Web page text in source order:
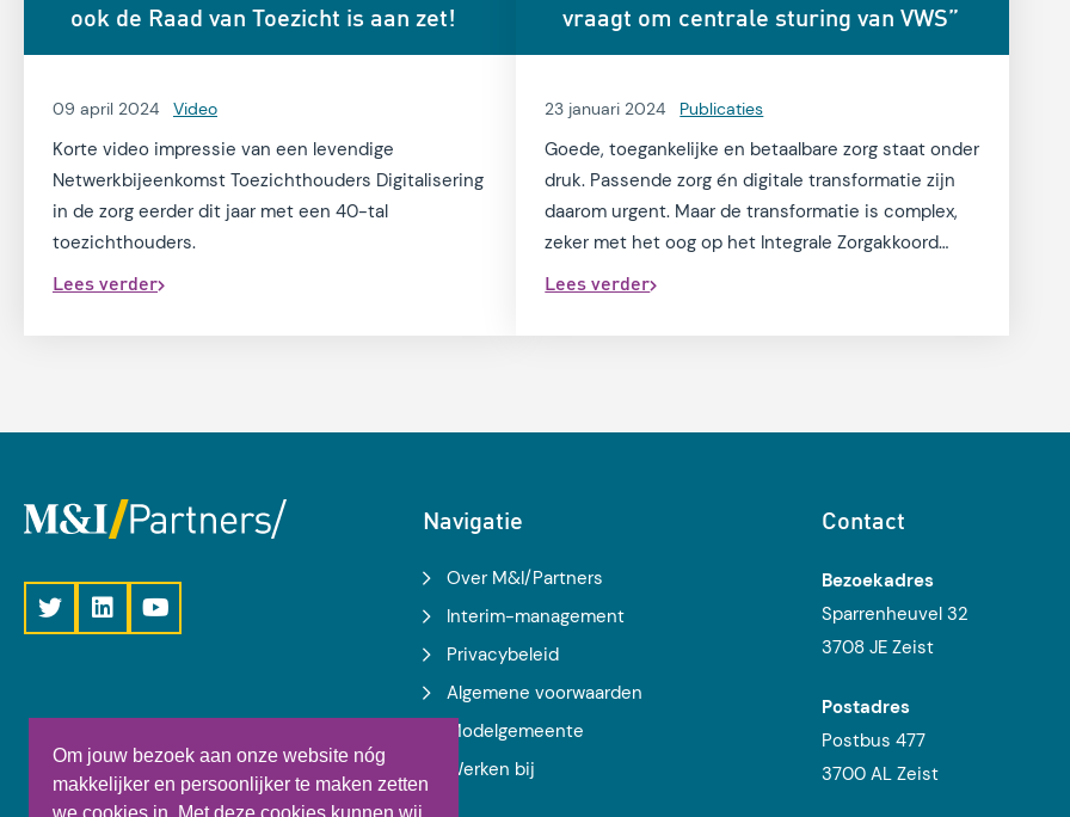
Om jouw bezoek aan onze website nóg
makkelijker en persoonlijker te maken zetten
ook de Raad van Toezicht is aan zet!
09 april 2024 Video
Korte video impressie van een levendige
Netwerkbijeenkomst Toezichthouders Digitalisering
in de zorg eerder dit jaar met een 40-tal
toezichthouders.
Lees verder
vraagt om centrale sturing van VWS”
23 januari 2024 Publicaties
Goede, toegankelijke en betaalbare zorg staat onder
druk. Passende zorg én digitale transformatie zijn
daarom urgent. Maar de transformatie is complex,
zeker met het oog op het Integrale Zorgakkoord
(IZA) en de krappe arbeidsmarkt.
Lees verder
Navigatie
Over M&I/Partners
Interim-management
Privacybeleid
Algemene voorwaarden
Modelgemeente
Werken bij
Contact
Bezoekadres
Sparrenheuvel 32
3708 JE Zeist
Postadres
Postbus 477
3700 AL Zeist